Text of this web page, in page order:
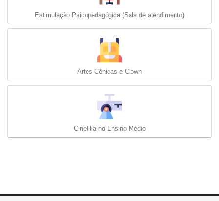
Estimulação Psicopedagógica (Sala de atendimento)
Artes Cênicas e Clown
Cinefilia no Ensino Médio